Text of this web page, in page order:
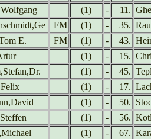
(1) - 11.
FM (1) - 35.
E. FM (1) - 43.
(1) - 15.
(1) - 45.
(1) - 17.
(1) - 50.
(1) - 56.
(1) - 67.